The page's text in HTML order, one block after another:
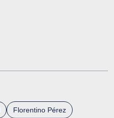
Florentino Pérez